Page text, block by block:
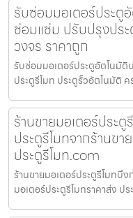
รับซ่อมมอเตอร์ประ
ซ่อมแซ่ม ปรับปรุงปร
วงจร ราคาถูก
รับซ่อมมอเตอร์ประตูอัตโนมั
ประตูรีโมท ประตูรั้วอัตโนมัติ
ร้านขายมอเตอร์ประ
ประตูรีโมทจากร้านขา
ประตูรีโมท.com
ร้านขายมอเตอร์ประตูรีโมทบึ
มอเตอร์ประตูรีโมทราคาส่ง